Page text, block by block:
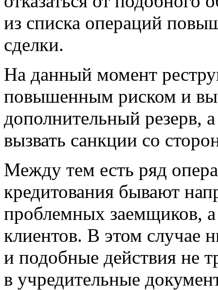
из списка операций
сделки.
На данный момент
повышенным риском и
дополнительный резерв,
вызвать санкции со
Между тем есть ряд
кредитования бывают
проблемных заемщиков,
клиентов. В этом случае
и подобные действия не
в учредительные